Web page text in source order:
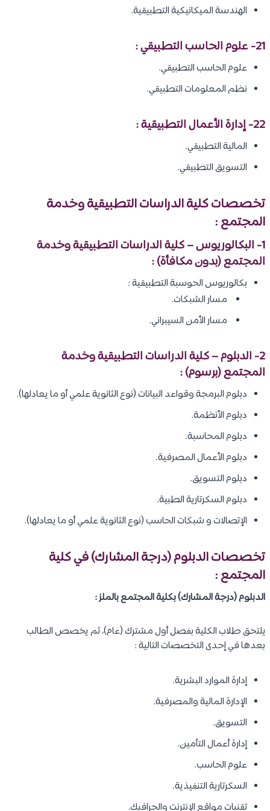
الهندسة الميكانيكية التطبيقية.
21- علوم الحاسب التطبيقي :
علوم الحاسب التطبيقي.
نظم المعلومات التطبيقي.
22- إدارة الأعمال التطبيقية :
المالية التطبيقي.
التسويق التطبيقي.
تخصصات كلية الدراسات التطبيقية وخدمة
المجتمع :
1- البكالوريوس – كلية الدراسات التطبيقية وخدمة
المجتمع (بدون مكافأة) :
بكالوريوس الحوسبة التطبيقية :
مسار الشبكات.
مسار الأمن السيبراني.
2- الدبلوم – كلية الدراسات التطبيقية وخدمة
المجتمع (برسوم) :
دبلوم البرمجة وقواعد البيانات (نوع الثانوية علمي أو ما يعادلها).
دبلوم الأنظمة.
دبلوم المحاسبة.
دبلوم الأعمال المصرفية.
دبلوم التسويق.
دبلوم السكرتارية الطبية.
الإتصالات و شبكات الحاسب (نوع الثانوية علمي أو ما يعادلها).
تخصصات الدبلوم (درجة المشارك) في كلية
المجتمع :
الدبلوم (درجة المشارك) بكلية المجتمع بالملز :
يلتحق طلاب الكلية بفصل أول مشترك (عام)، ثم يخصص الطالب
بعدها في إحدى التخصصات التالية :
إدارة الموارد البشرية.
الإدارة المالية والمصرفية.
التسويق.
إدارة أعمال التأمين.
علوم الحاسب.
السكرتارية التنفيذية.
تقنيات مواقع الإنترنت والجرافيك.